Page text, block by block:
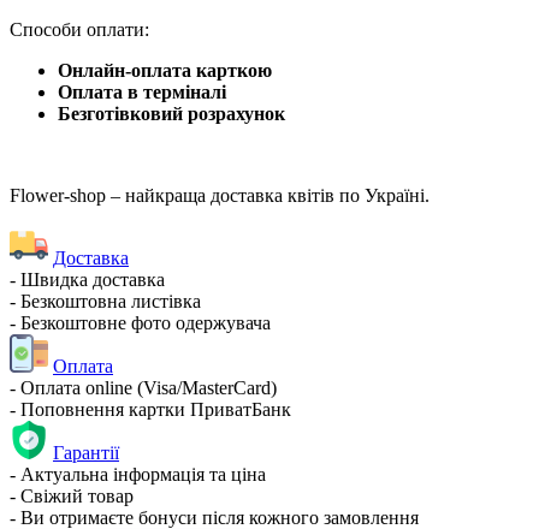
Способи оплати:
Онлайн-оплата карткою
Оплата в терміналі
Безготівковий розрахунок
Flower-shop – найкраща доставка квітів по Україні.
Доставка
- Швидка доставка
- Безкоштовна листівка
- Безкоштовне фото одержувача
Оплата
- Оплата online (Visa/MasterCard)
- Поповнення картки ПриватБанк
Гарантії
- Актуальна інформація та ціна
- Свіжий товар
- Ви отримаєте бонуси після кожного замовлення